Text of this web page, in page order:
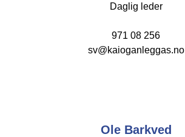
Daglig leder
971 08 256
sv@kaioganleggas.no
Ole Barkved